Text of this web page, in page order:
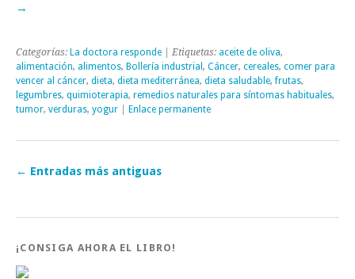
→
Categorías: La doctora responde | Etiquetas: aceite de oliva,
alimentación, alimentos, Bollería industrial , Cáncer, cereales, comer para
vencer al cáncer, dieta, dieta mediterránea, dieta saludable,frutas,
legumbres, quimioterapia, remedios naturales para síntomas habituales,
tumor, verduras, yogur Enlace permanente
← Entradas más antiguas
¡CONSIGA AHORA EL LIBRO!